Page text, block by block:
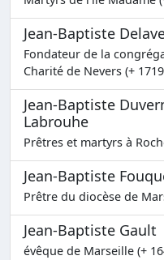
Jean-Baptiste
Fondateur de la
Charité de Nevers (+
Jean-Baptiste
Labrouhe
Prêtres et martyrs à
Jean-Baptiste
Prêtre du diocèse de
Jean-Baptiste Gault
évêque de Marseille (+